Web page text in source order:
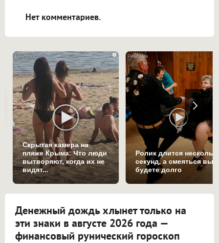
Нет комментариев.
i
Скрытая камера на
пляже Крыма: Что люди
вытворяют, когда их не
видят...
Ролик длится
секунд, а смеяться вы
будете долго
Денежный дождь хлынет только на
эти знаки в августе 2026 года —
финансовый рунический гороскоп